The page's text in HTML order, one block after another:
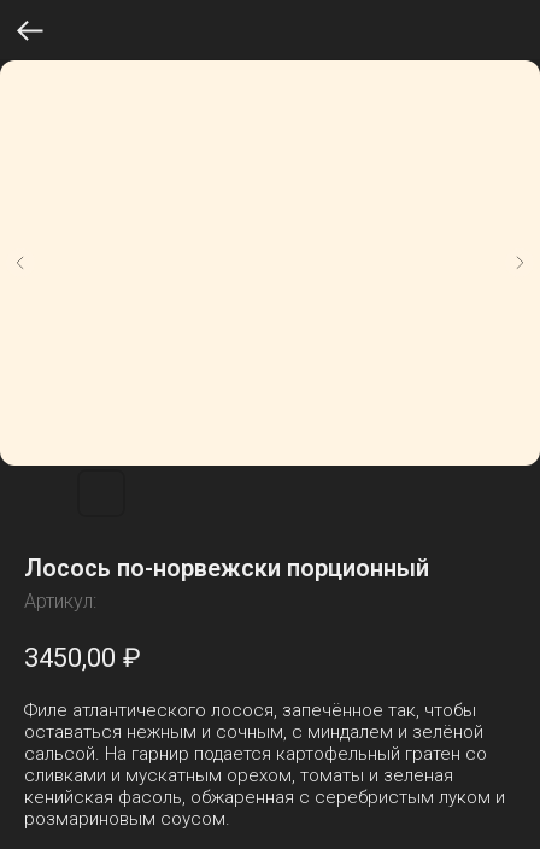
Лосось по-норвежски порционный
Артикул:
3450,00 ₽
Филе атлантического лосося, запечённое так, чтобы
оставаться нежным и сочным, с миндалем и зелёной
сальсой. На гарнир подается картофельный гратен со
сливками и мускатным орехом, томаты и зеленая
кенийская фасоль, обжаренная с серебристым луком и
розмариновым соусом.